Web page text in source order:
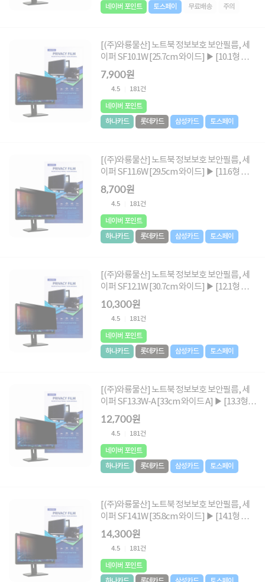
네이버 포인트 토스페이 무료배송 주의
[(주)와룡물산] 노트북 정보보호 보안필름, 세
이퍼 SF10.1W [25.7cm 와이드] ▶ [10.1형 와이
드] ◀
7,900원
4.5 181건
네이버 포인트
하나카드
롯데카드 삼성카드 토스페이
[(주)와룡물산] 노트북 정보보호 보안필름, 세
이퍼 SF11.6W [29.5cm 와이드] ▶ [11.6형 와이
드] ◀
8,700원
4.5 181건
네이버 포인트
하나카드
롯데카드 삼성카드 토스페이
[(주)와룡물산] 노트북 정보보호 보안필름, 세
이퍼 SF12.1W [30.7cm 와이드] ▶ [12.1형 와이
드] ◀
10,300원
4.5 181건
네이버 포인트
하나카드
롯데카드 삼성카드 토스페이
[(주)와룡물산] 노트북 정보보호 보안필름, 세
이퍼 SF13.3W-A [33cm 와이드 A] ▶ [13.3형
와이드 A] ◀
12,700원
4.5 181건
네이버 포인트
하나카드
롯데카드 삼성카드 토스페이
[(주)와룡물산] 노트북 정보보호 보안필름, 세
이퍼 SF14.1W [35.8cm 와이드] ▶ [14.1형 와이
드] ◀
14,300원
4.5 181건
네이버 포인트